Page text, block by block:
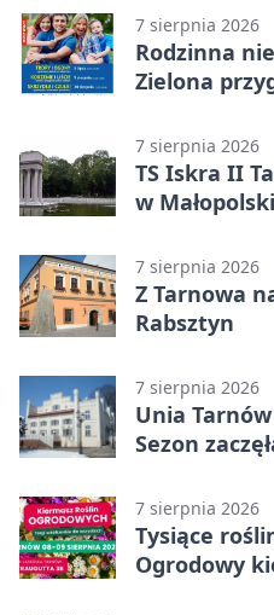
7 sierpnia 2026
Rodzinna
Zielona
7 sierpnia 2026
TS Iskra II
w
7 sierpnia 2026
Z Tarnowa
Rabsztyn
7 sierpnia 2026
Unia
Sezon
7 sierpnia 2026
Tysiące
Ogrodowy